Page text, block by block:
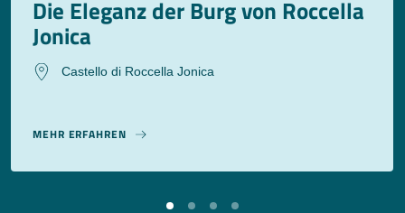
Die Eleganz der Burg von Roccella
Jonica
Castello di Roccella Jonica
MEHR ERFAHREN